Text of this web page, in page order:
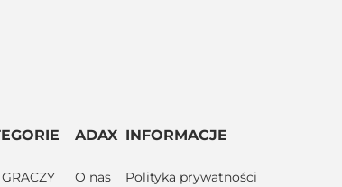
ADAX
O nas
INFORMACJE
Polityka prywatności